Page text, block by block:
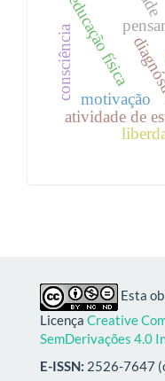
educação física
atividade de
motivação
consciência
Esta
Licença Creative
SemDerivações 4.0
E-ISSN: 2526-7647